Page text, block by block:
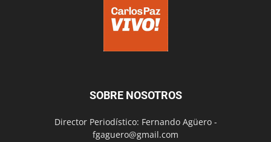
SOBRE NOSOTROS
Director Periodístico: Fernando Agüero -
fgaguero@gmail.com